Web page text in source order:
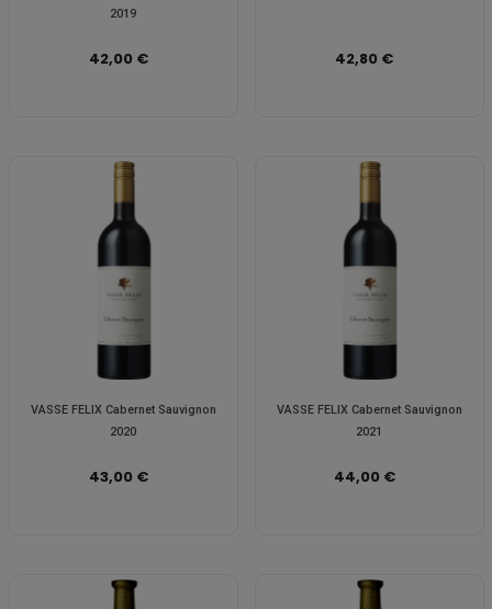
2019
42,00 € 42,80 €
VASSE FELIX Cabernet Sauvignon
2020
43,00 €
VASSE FELIX Cabernet Sauvignon
2021
44,00 €